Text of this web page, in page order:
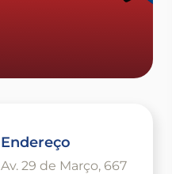
Endereço
Av. 29 de Março, 667